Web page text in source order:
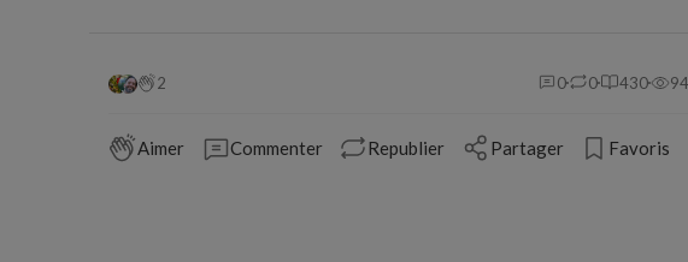
2 0 0 430
Aimer Commenter Republier Partager Favoris